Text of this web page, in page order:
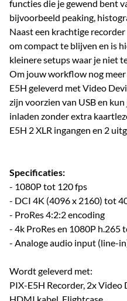
functies die je gewend bent
bijvoorbeeld peaking,
Naast een krachtige
om compact te blijven en is
kleinere setups waar je niet
Om jouw workflow nog
E5H geleverd met Video
zijn voorzien van USB en
inladen zonder extra
E5H 2 XLR ingangen en 2
Specificaties:
- 1080P tot 120 fps
- DCI 4K (4096 x 2160) tot
- ProRes 4:2:2 encoding
- 4k ProRes en 1080P h.265
- Analoge audio input (line-
Wordt geleverd met:
PIX-E5H Recorder, 2x Video